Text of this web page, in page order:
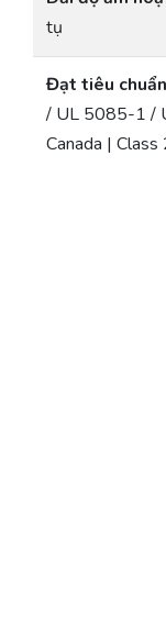
tụ
Đạt tiêu
/ UL 5085-1 /
Canada |